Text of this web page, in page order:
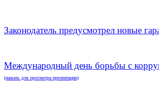
Законодатель предусмотрел новые
Международный день борьбы с
(нажать для просмотра презентации)